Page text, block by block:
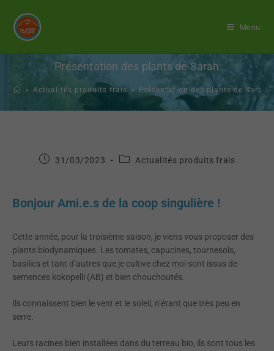
Menu
Présentation des plants de Sarah
> Actualités produits frais > Présentation des plants de Sarah
31/03/2023 Actualités produits frais
Bonjour Ami.e.s de la coop singulière !
Cette année, pour la troisième saison, je viens vous proposer des
plants biodynamiques. Les tomates, capucines, tournesols,
basilics et tant d’autres que je cultive chez moi sont issus de
semences kokopelli (AB) et bien chouchoutés.
Ils connaissent bien le vent et le soleil, n’étant que très peu en
serre.
Leurs racines bien installées dans du terreau bio, ils sont tous les